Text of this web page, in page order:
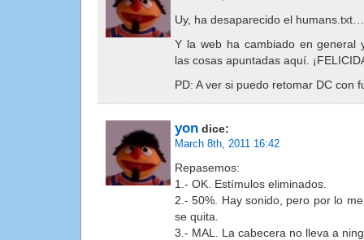
Uy, ha desaparecido el
Y la web ha cambiado en general
las cosas apuntadas aquí.
PD: A ver si puedo retomar DC con
yon dice:
March 8th, 2011 16:42
Repasemos:
1.- OK. Estímulos eliminados.
2.- 50%. Hay sonido, pero por lo
se quita.
3.- MAL. La cabecera no lleva a